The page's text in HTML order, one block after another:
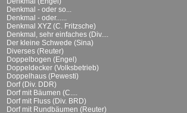
Denkmal - oder so...
Denkmal - oder......
Denkmal XYZ (C. Fritzsche)
Denkmal, sehr einfaches (Div....
Der kleine Schwede (Sina)
Diverses (Reuter)
Doppelbogen (Engel)
Doppeldecker (Volksbetrieb)
Doppelhaus (Pewesti)
Dorf (Div. DDR)
Dorf mit Bäumen (C....
Dorf mit Fluss (Div. BRD)
Dorf mit Rundbäumen (Reuter)